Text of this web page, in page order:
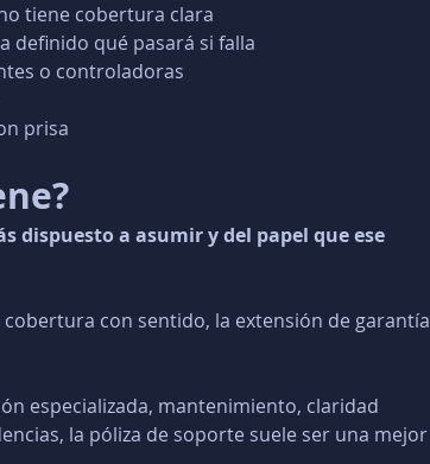
tiene cobertura clara
definido qué pasará si falla
o controladoras
prisa
dispuesto a asumir y del papel que ese
con sentido, la extensión de garantía
especializada, mantenimiento, claridad
la póliza de soporte suele ser una mejor